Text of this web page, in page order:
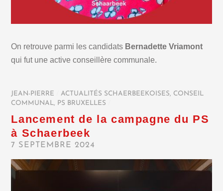
On retrouve parmi les candidats Bernadette Vriamont
qui fut une active conseillère communale.
JEAN-PIERRE ACTUALITÉS SCHAERBEEKOISES, CONSEIL
COMMUNAL, PS BRUXELLES
Lancement de la campagne du PS
à Schaerbeek
7 SEPTEMBRE 2024